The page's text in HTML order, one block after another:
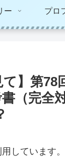
ー プロ
】第78
（完全
しています。